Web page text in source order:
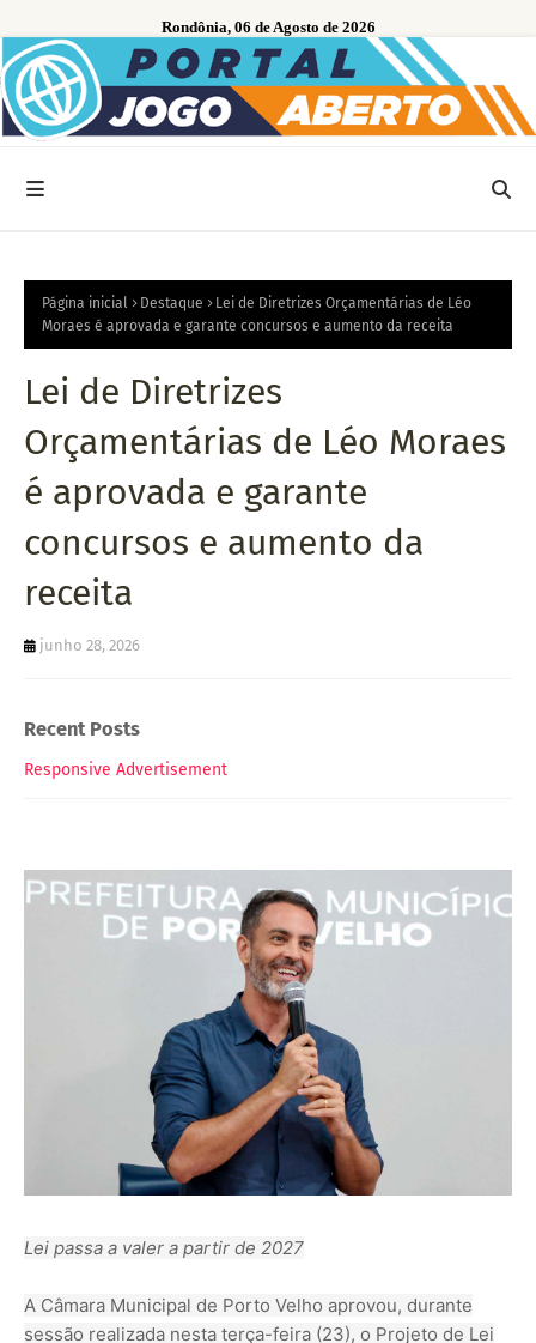
Rondônia, 06 de Agosto de 2026
Página inicial Destaque
Lei de Diretrizes Orçamentárias de Léo
Moraes é aprovada e garante concursos e aumento da receita
Lei de Diretrizes
Orçamentárias de Léo Moraes
é aprovada e garante
concursos e aumento da
receita
junho 28, 2026
Recent Posts
Responsive Advertisement
Lei passa a valer a partir de 2027
A Câmara Municipal de Porto Velho aprovou, durante
sessão realizada nesta terça-feira (23), o Projeto de Lei